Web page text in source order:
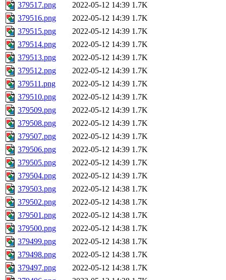
379517.png
2022-05-12 14:39 1.7K
379516.png
2022-05-12 14:39 1.7K
379515.png
2022-05-12 14:39 1.7K
379514.png
2022-05-12 14:39 1.7K
379513.png
2022-05-12 14:39 1.7K
379512.png
2022-05-12 14:39 1.7K
379511.png
2022-05-12 14:39 1.7K
379510.png
2022-05-12 14:39 1.7K
379509.png
2022-05-12 14:39 1.7K
379508.png
2022-05-12 14:39 1.7K
379507.png
2022-05-12 14:39 1.7K
379506.png
2022-05-12 14:39 1.7K
379505.png
2022-05-12 14:39 1.7K
379504.png
2022-05-12 14:39 1.7K
379503.png
2022-05-12 14:38 1.7K
379502.png
2022-05-12 14:38 1.7K
379501.png
2022-05-12 14:38 1.7K
379500.png
2022-05-12 14:38 1.7K
379499.png
2022-05-12 14:38 1.7K
379498.png
2022-05-12 14:38 1.7K
379497.png
2022-05-12 14:38 1.7K